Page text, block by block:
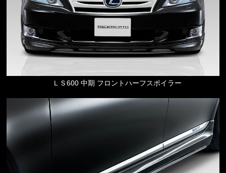
ＬＳ600 中期 フロントハーフスポイラー